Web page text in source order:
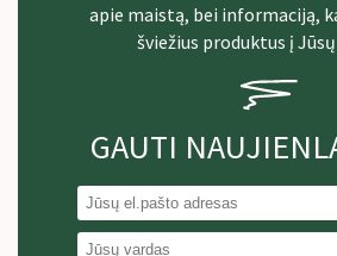
apie maistą, bei informaciją,
šviežius produktus į
GAUTI